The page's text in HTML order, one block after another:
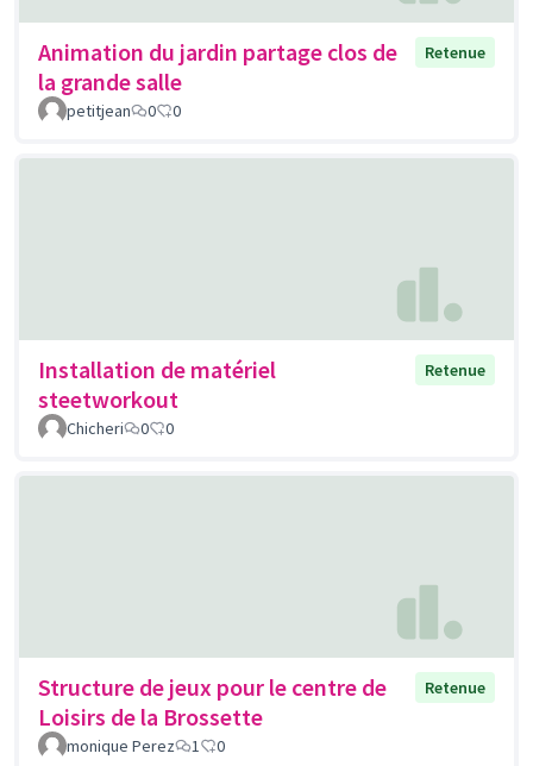
Animation du jardin partage clos de
la grande salle
Retenue
petitjean 0 0
Installation de matériel
steetworkout
Retenue
Chicheri 0 0
Structure de jeux pour le centre de
Loisirs de la Brossette
Retenue
monique Perez 1 0